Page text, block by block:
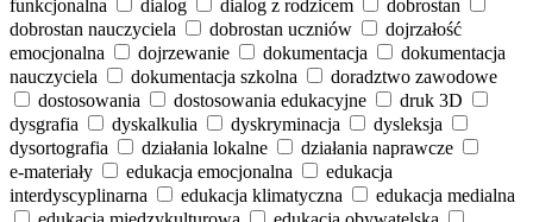
funkcjonalna
dialog dialog z rodzicem
dobrostan
dobrostan nauczyciela
dobrostan uczniów
dojrzałość
emocjonalna
dojrzewanie dokumentacja
dokumentacja
nauczyciela
dokumentacja szkolna
doradztwo zawodowe
dostosowania
dostosowania edukacyjne
druk 3D
dysgrafia
dyskalkulia dyskryminacja
dysleksja
dysortografia
działania lokalne
działania naprawcze
e‑materiały
edukacja emocjonalna
edukacja
interdyscyplinarna
edukacja klimatyczna
edukacja medialna